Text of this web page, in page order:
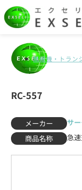
無線機・トラン
RC-557
メーカー
サ
商品名称
急